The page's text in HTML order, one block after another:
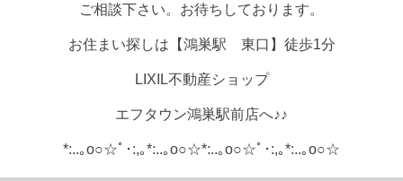
ご相談下さい。お待ちしております。
お住まい探しは【鴻巣駅 東口】徒歩1分
LIXIL不動産ショップ
エフタウン鴻巣駅前店へ♪♪
*:..｡o○☆ﾟ･:,｡*:..｡o○☆*:..｡o○☆ﾟ･:,｡*:..｡o○☆